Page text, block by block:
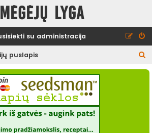
lyga
su administracija
puslapis
e